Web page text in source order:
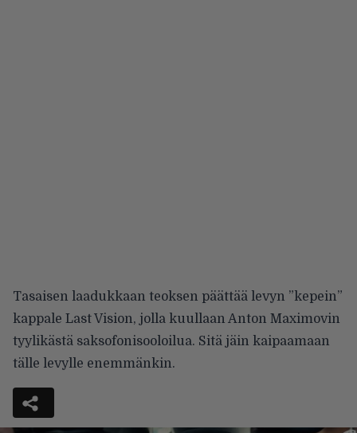
Tasaisen laadukkaan teoksen päättää levyn ”kepein”
kappale Last Vision, jolla kuullaan Anton Maximovin
tyylikästä saksofonisooloilua. Sitä jäin kaipaamaan
tälle levylle enemmänkin.